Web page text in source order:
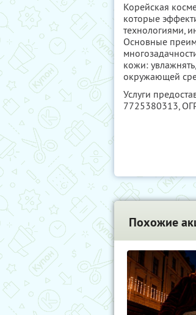
Корейская
которые
технологиями,
Основные
кожи:
окружающей
Услуги
7725380313,
Похожие